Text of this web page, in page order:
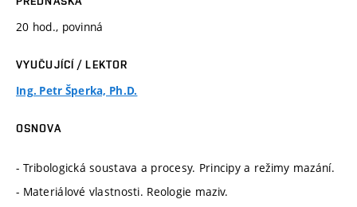
20 hod., povinná
VYUČUJÍCÍ / LEKTOR
Ing. Petr Šperka, Ph.D.
OSNOVA
- Tribologická soustava a procesy. Principy a režimy mazání.
- Materiálové vlastnosti. Reologie maziv.